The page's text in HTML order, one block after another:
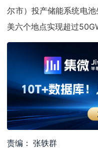
尔市）投产储能系统电
美六个地点实现超过
责编： 张轶群